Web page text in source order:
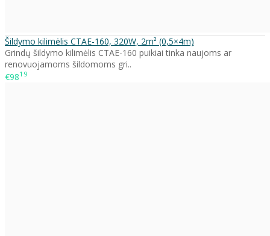
Šildymo kilimėlis CTAE-160, 320W, 2m² (0,5×4m)
Grindų šildymo kilimėlis CTAE-160 puikiai tinka naujoms ar
renovuojamoms šildomoms gri..
€9819